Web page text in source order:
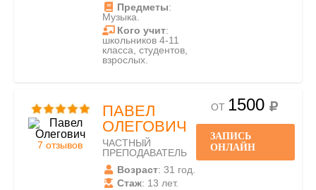
Предметы:
Музыка.
Кого учит:
школьников 4-11
класса, студентов,
взрослых.
7 отзывов
ПАВЕЛ
ОЛЕГОВИЧ
ЧАСТНЫЙ
ПРЕПОДАВАТЕЛЬ
Возраст: 31 год.
Стаж: 13 лет.
ОТ 1500
ЗАПИСЬ
ОНЛАЙН